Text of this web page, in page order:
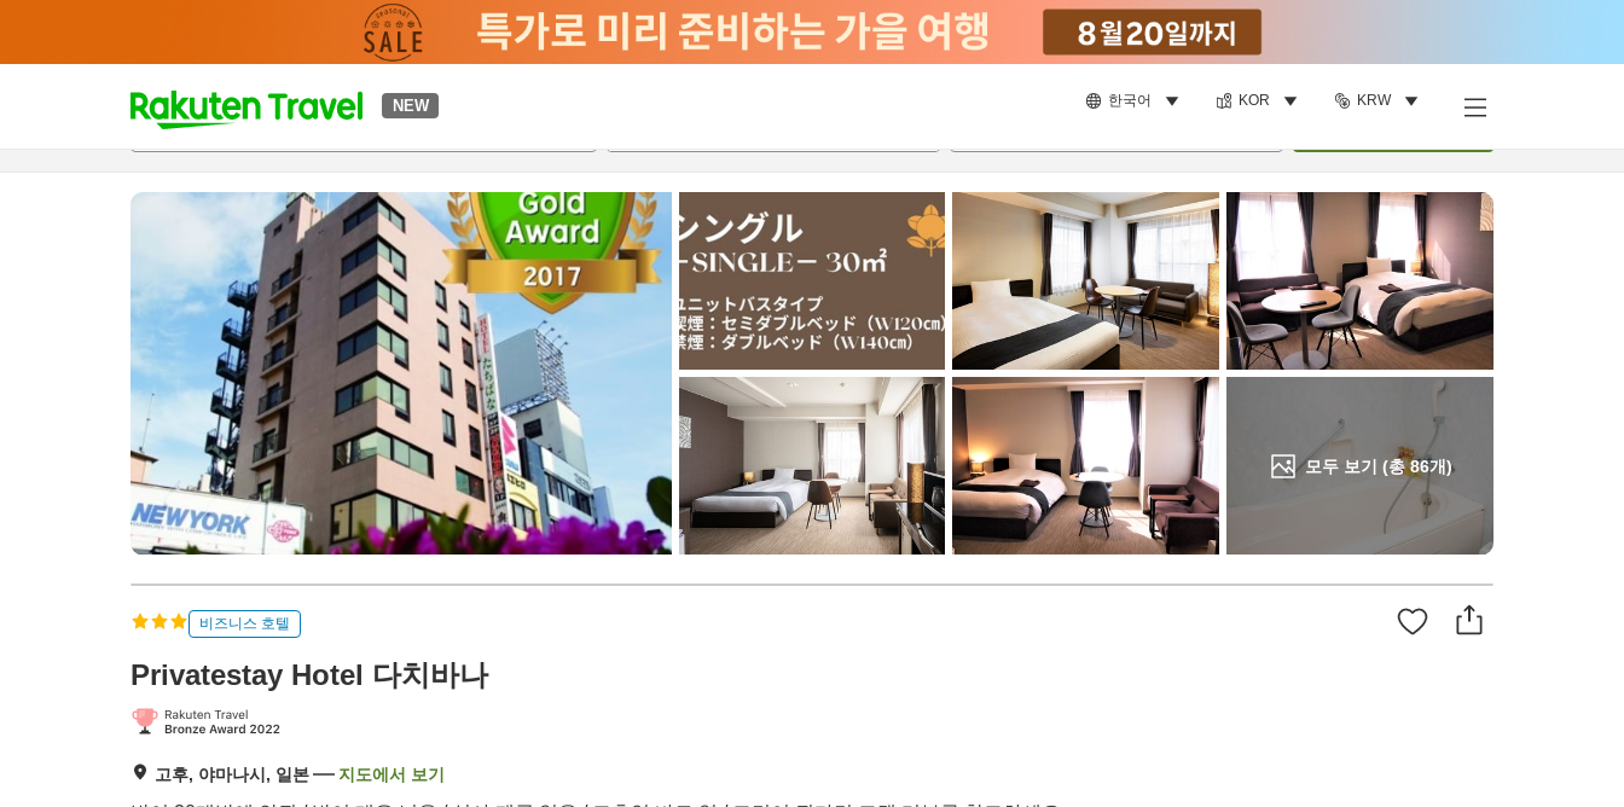
NEW 한국어 KOR KRW
t
p
a
s
r
c
모두 보기 (총86개)
개요객실 & 숙박 상품이용 후기 편의 시설/서비스
비즈니스 호텔
Privatestay Hotel 다치바나
고후, 야마나시, 일본 지도에서 보기